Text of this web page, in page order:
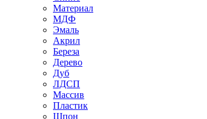
Материал
МДФ
Эмаль
Акрил
Береза
Дерево
Дуб
ЛДСП
Массив
Пластик
Шпон